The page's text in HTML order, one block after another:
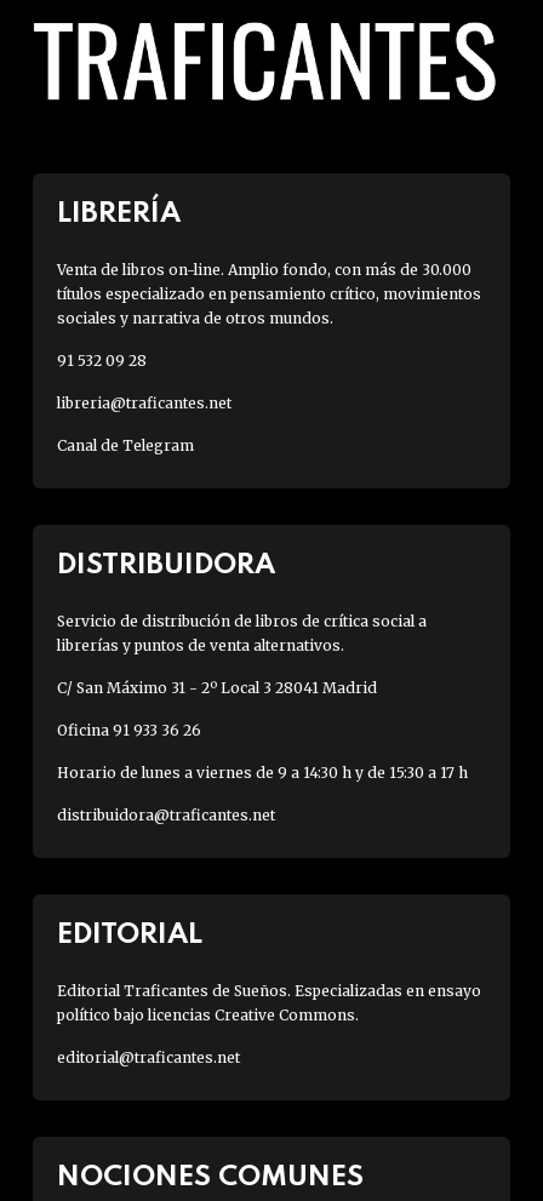
LIBRERÍA
Venta de libros on-line. Amplio fondo, con más de 30.000
títulos especializado en pensamiento crítico, movimientos
sociales y narrativa de otros mundos.
91 532 09 28
libreria@traficantes.net
Canal de Telegram
DISTRIBUIDORA
Servicio de distribución de libros de crítica social a
librerías y puntos de venta alternativos.
C/ San Máximo 31 - 2º Local 3 28041 Madrid
Oficina 91 933 36 26
Horario de lunes a viernes de 9 a 14:30 h y de 15:30 a 17 h
distribuidora@traficantes.net
EDITORIAL
Editorial Traficantes de Sueños. Especializadas en ensayo
político bajo licencias Creative Commons.
editorial@traficantes.net
NOCIONES COMUNES